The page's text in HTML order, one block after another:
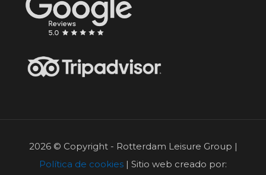
2026 © Copyright - Rotterdam Leisure Group |
Política de cookies | Sitio web creado por: